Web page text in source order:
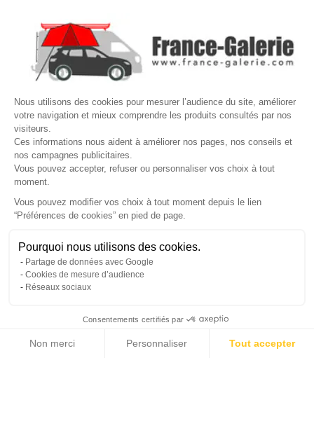
Nous utilisons des cookies pour mesurer l’audience du site, améliorer
votre navigation et mieux comprendre les produits consultés par nos
visiteurs.
Ces informations nous aident à améliorer nos pages, nos conseils et
nos campagnes publicitaires.
Vous pouvez accepter, refuser ou personnaliser vos choix à tout
moment.
Vous pouvez modifier vos choix à tout moment depuis le lien
“Préférences de cookies” en pied de page.
Pourquoi nous utilisons des cookies.
Partage de données avec Google
Cookies de mesure d’audience
Réseaux sociaux
Consentements certifiés par
Non merci Personnaliser Tout accepter
Gérer mes cookies
VOTRE COMPTE 
Site protégé par reCAPTCHA.
LETTRE D'INFORMATIONS
© Copyright 2026 France Galerie. Tous droits reservés.
Cliquez-ici pour modifier vos préférences en matière de cookies